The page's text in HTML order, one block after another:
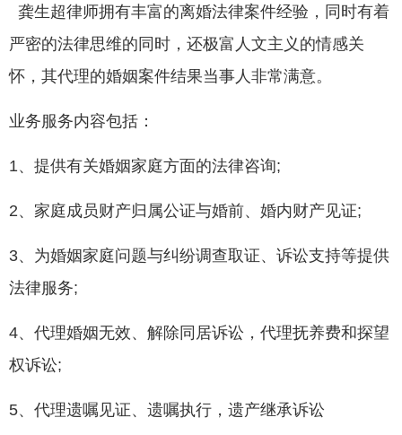
龚生超律师拥有丰富的离婚法律案件经验，同时有着
严密的法律思维的同时，还极富人文主义的情感关
怀，其代理的婚姻案件结果当事人非常满意。
业务服务内容包括：
1、提供有关婚姻家庭方面的法律咨询;
2、家庭成员财产归属公证与婚前、婚内财产见证;
3、为婚姻家庭问题与纠纷调查取证、诉讼支持等提供
法律服务;
4、代理婚姻无效、解除同居诉讼，代理抚养费和探望
权诉讼;
5、代理遗嘱见证、遗嘱执行，遗产继承诉讼